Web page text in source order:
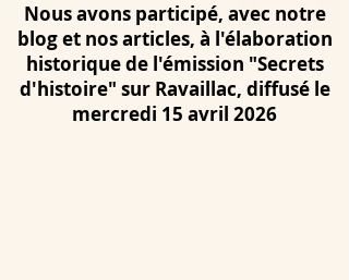
Nous avons participé, avec notre
blog et nos articles, à l'élaboration
historique de l'émission "Secrets
d'histoire" sur Ravaillac, diffusé le
mercredi 15 avril 2026